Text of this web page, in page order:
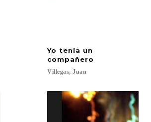
Yo tenía un
compañero
Villegas, Juan